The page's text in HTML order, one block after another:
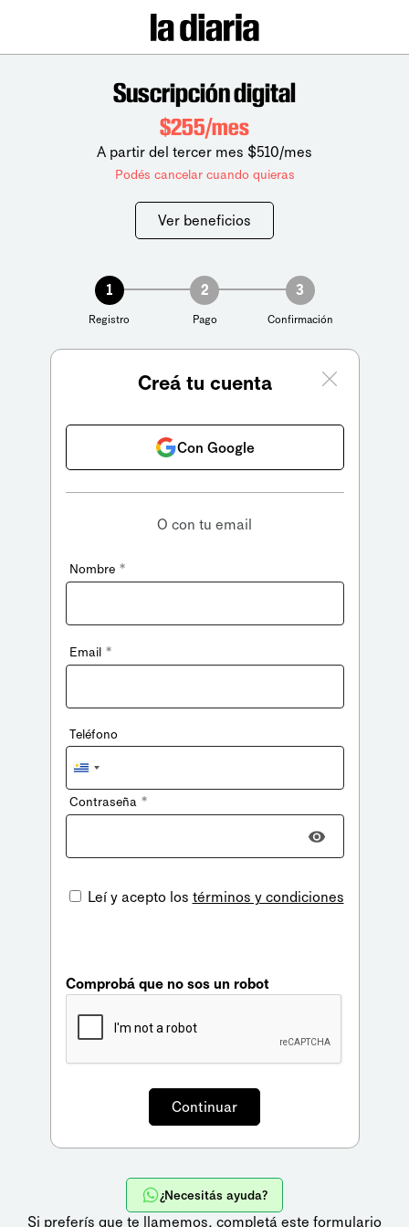
Suscripción digital
$255/mes
A partir del tercer mes $510/mes
Podés cancelar cuando quieras
Ver beneficios
1
Registro
2
Pago
3
Confirmación
Creá tu cuenta
Con Google
O con tu email
Nombre *
Email *
Teléfono
Uruguay
+598
Contraseña *
Leí y acepto los términos y condiciones
Comprobá que no sos un robot
¿Necesitás ayuda?
Si preferís que te llamemos, completá este formulario